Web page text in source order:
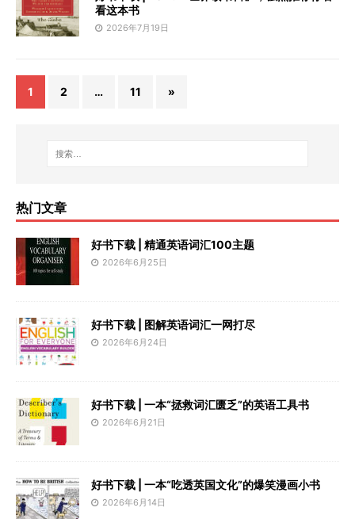
看这本书
2026年7月19日
1 2 … 11 »
热门文章
好书下载 | 精通英语词汇100主题
2026年6月25日
好书下载 | 图解英语词汇一网打尽
2026年6月24日
好书下载 | 一本“拯救词汇匮乏”的英语工具书
2026年6月21日
好书下载 | 一本“吃透英国文化”的爆笑漫画小书
2026年6月14日